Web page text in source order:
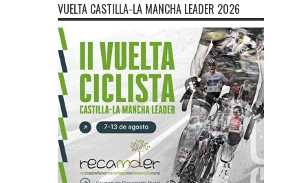
VUELTA CASTILLA-LA MANCHA LEADER 2026